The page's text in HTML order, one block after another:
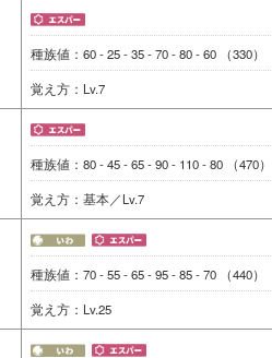
種族値：60 - 25 - 35 - 70 - 80 - 60 （330）
覚え方：Lv.7
種族値：80 - 45 - 65 - 90 - 110 - 80 （470）
覚え方：基本／Lv.7
種族値：70 - 55 - 65 - 95 - 85 - 70 （440）
覚え方：Lv.25